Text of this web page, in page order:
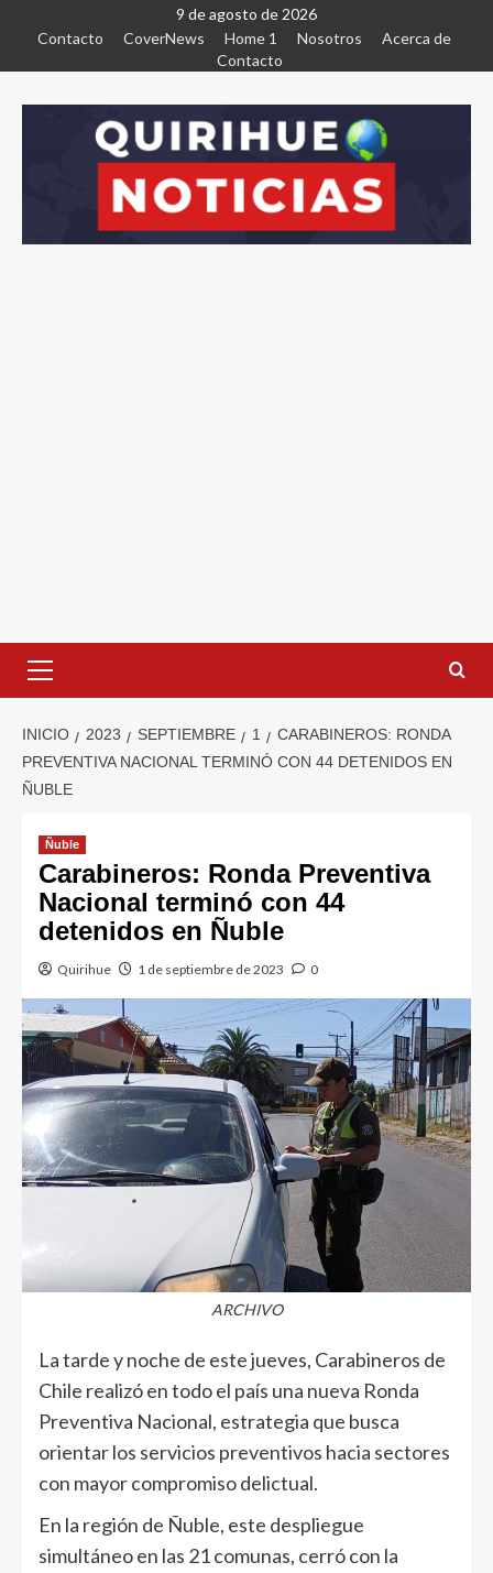
9 de agosto de 2026
Contacto
CoverNews Home 1 Nosotros
Acerca de
Contacto
INICIO 2023 SEPTIEMBRE 1
CARABINEROS: RONDA
PREVENTIVA NACIONAL TERMINÓ CON 44 DETENIDOS EN
ÑUBLE
Ñuble
Carabineros: Ronda Preventiva
Nacional terminó con 44
detenidos en Ñuble
Quirihue 1 de septiembre de 2023 0
ARCHIVO
La tarde y noche de este jueves, Carabineros de
Chile realizó en todo el país una nueva Ronda
Preventiva Nacional, estrategia que busca
orientar los servicios preventivos hacia sectores
con mayor compromiso delictual.
En la región de Ñuble, este despliegue
simultáneo en las 21 comunas, cerró con la